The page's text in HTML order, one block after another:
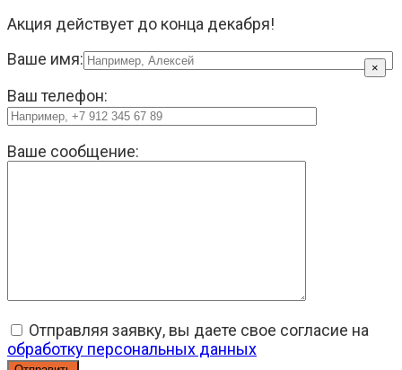
Акция действует до конца декабря!
×
Ваше имя:
Ваш телефон:
Ваше сообщение:
Отправляя заявку, вы даете свое согласие на
обработку персональных данных